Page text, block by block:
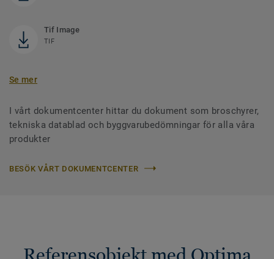
Tif Image
TIF
Se mer
I vårt dokumentcenter hittar du dokument som broschyrer,
tekniska datablad och byggvarubedömningar för alla våra
produkter
BESÖK VÅRT DOKUMENTCENTER